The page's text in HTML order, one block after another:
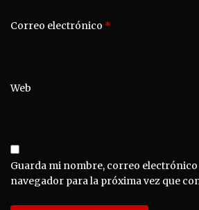
Correo electrónico *
Web
Guarda mi nombre, correo electrónico
navegador para la próxima vez que